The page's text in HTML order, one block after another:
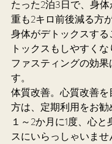
たった2泊3日で、身
重も2キロ前後減る方
身体がデトックスす
トックスもしやすく
ファスティングの効
す。
体質改善。心質改善
方は、定期利用をお勧
１～2か月に1度、心
スにいらっしゃいませ